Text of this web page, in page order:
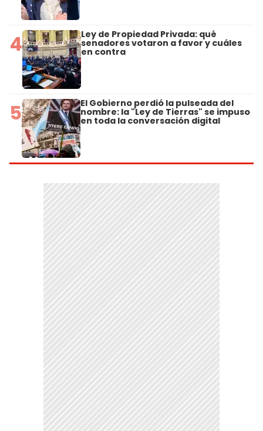
4 Ley de Propiedad Privada: qué
senadores votaron a favor y cuáles
en contra
5 El Gobierno perdió la pulseada del
nombre: la "Ley de Tierras" se impuso
en toda la conversación digital